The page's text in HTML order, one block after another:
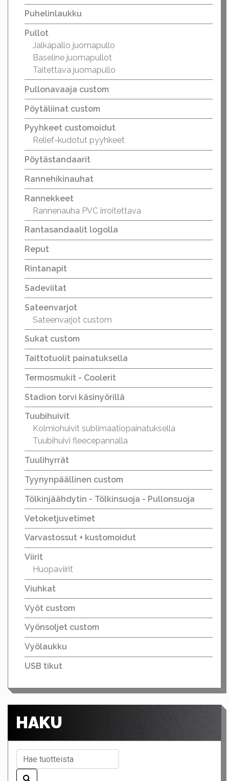
Puhelinlaukku
Pullot
Jalkapallo juomapullo
Baseline juomapullot
Taitettava juomapullo
Pullonavaaja custom
Pöytäliinat custom
Pyyhkeet customoidut
Relief-kudotut pyyhkeet
Pöytästandaarit
Rannehikinauhat
Rannekkeet
Rannenauha PVC irroitettava
Rantasandaalit logolla
Reput
Rintanapit
Sadeviitat
Sateenvarjot
Sateenvarjot custom
Sukat custom
Taittotuolit painatuksella
Termosmukit - Coolerit
Stadion torvi käsinyörillä
Tuubihuivit
Kolmiohuivit sublimaatiopainatuksella
Tuubihuivi fleecepannalla
Tuulihyrrät
Tyynynpäällinen custom
Tölkinjäähdytin - Tölkinsuoja - Pullonsuoja
Vetoketjuvetimet
Varvastossut + kustomoidut
Viirit
Huopaviirit
Viuhkat
Vyöt custom
Vyönsoljet custom
Vyölaukku
USB tikut
HAKU